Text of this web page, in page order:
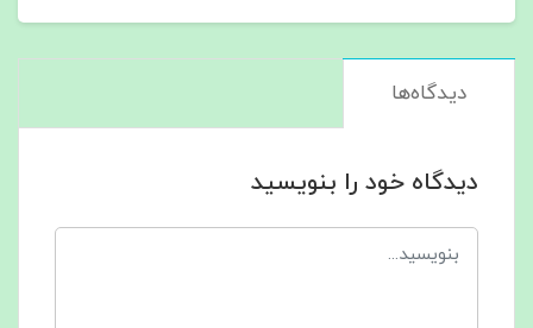
دیدگاه‌ها
دیدگاه خود را بنویسید